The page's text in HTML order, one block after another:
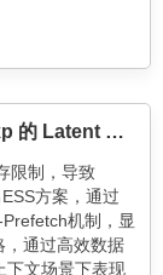
突破显存瓶颈：基于 DeepSeek-V3.2-Exp 的 Latent Cache 卸载预取方案设计与模拟验证
限制，导致
方案，通过
机制，显
，通过高效数据
下文场景下表现